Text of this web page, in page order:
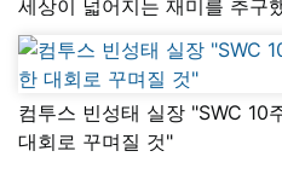
세상이 넓어지는 재미를 추구
컴투스 빈성태 실장 "SWC 10
대회로 꾸며질 것"